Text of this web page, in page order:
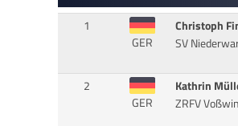
1
GER
Christoph
SV
2
GER
Kathrin
ZRFV